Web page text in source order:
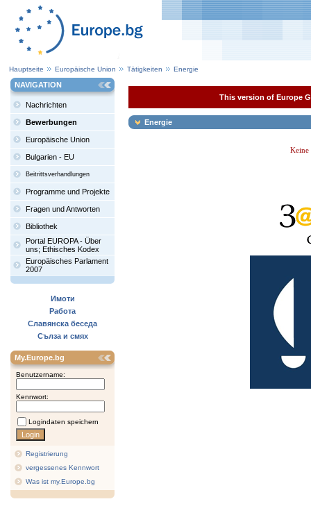
Hauptseite Europäische Union Tätigkeiten Energie
NAVIGATION
Nachrichten
Bewerbungen
Europäische Union
Bulgarien - EU
Beitrittsverhandlungen
Programme und Projekte
Fragen und Antworten
Bibliothek
Portal EUROPA - Über
uns; Ethisches Kodex
Europäisches Parlament
2007
Имоти
Работа
Славянска беседа
Сълза и смях
My.Europe.bg
Benutzername:
Kennwort:
Logindaten speichern
Registrierung
vergessenes Kennwort
Was ist my.Europe.bg
This version of Europe
Energie
Keine